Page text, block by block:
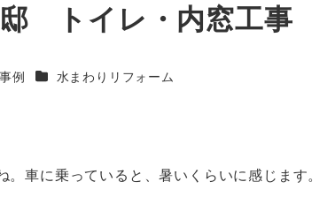
トイレ・内窓工事
ー例 カテゴリー
水まわりリフォーム
。車に乗っていると、暑いくらいに感じます。